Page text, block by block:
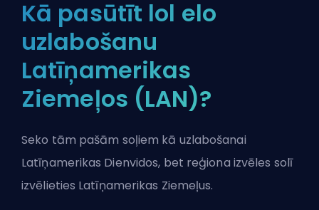
Kā pasūtīt lol elo
uzlabošanu
Latīņamerikas
Ziemeļos (LAN)?
Seko tām pašām soļiem kā uzlabošanai
Latīņamerikas Dienvidos, bet reģiona izvēles solī
izvēlieties Latīņamerikas Ziemeļus.